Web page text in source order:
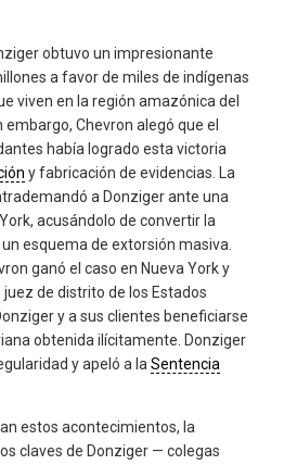
obtuvo un impresionante
a favor de miles de indígenas
viven en la región amazónica del
Chevron alegó que el
había logrado esta victoria
y fabricación de evidencias. La
a Donziger ante una
acusándolo de convertir la
esquema de extorsión masiva.
ganó el caso en Nueva York y
de distrito de los Estados
y a sus clientes beneficiarse
obtenida ilícitamente. Donziger
y apeló a laSentencia
estos acontecimientos, la
claves de Donziger — colegas